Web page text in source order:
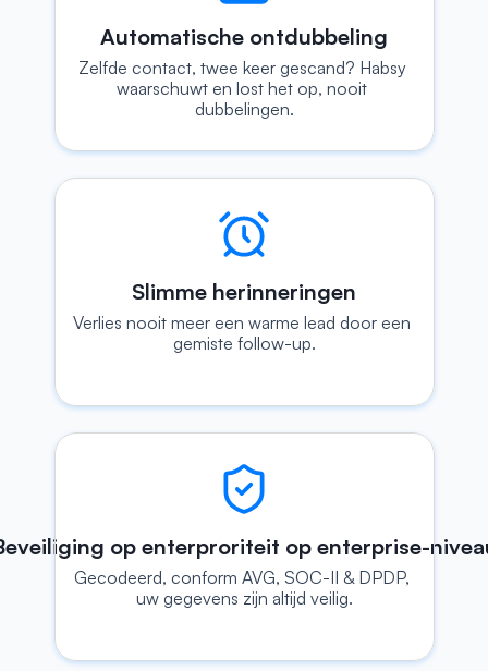
Automatische ontdubbeling
Zelfde contact, twee keer gescand? Habsy
waarschuwt en lost het op, nooit
dubbelingen.
Slimme herinneringen
Verlies nooit meer een warme lead door een
gemiste follow-up.
op enterproriteit op enterprise-
Gecodeerd, conform AVG, SOC-II & DPDP,
uw gegevens zijn altijd veilig.